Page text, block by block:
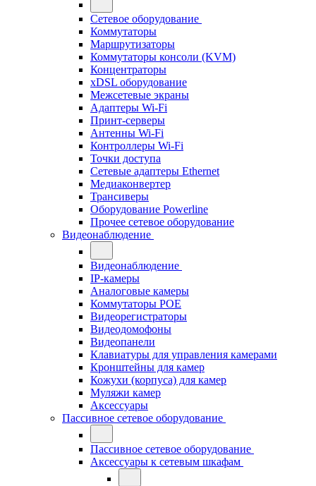
Сетевое оборудование
Коммутаторы
Маршрутизаторы
Коммутаторы консоли (KVM)
Концентраторы
xDSL оборудование
Межсетевые экраны
Адаптеры Wi-Fi
Принт-серверы
Антенны Wi-Fi
Контроллеры Wi-Fi
Точки доступа
Сетевые адаптеры Ethernet
Медиаконвертер
Трансиверы
Оборудование Powerline
Прочее сетевое оборудование
Видеонаблюдение
Видеонаблюдение
IP-камеры
Аналоговые камеры
Коммутаторы POE
Видеорегистраторы
Видеодомофоны
Видеопанели
Клавиатуры для управления камерами
Кронштейны для камер
Кожухи (корпуса) для камер
Муляжи камер
Аксессуары
Пассивное сетевое оборудование
Пассивное сетевое оборудование
Аксессуары к сетевым шкафам